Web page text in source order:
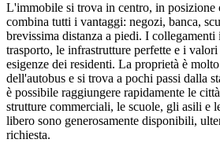
L'immobile si trova in centro, in posizione
combina tutti i vantaggi: negozi, banca,
brevissima distanza a piedi. I
trasporto, le infrastrutture perfette e i
esigenze dei residenti. La proprietà è
dell'autobus e si trova a pochi passi dalla
è possibile raggiungere rapidamente le
strutture commerciali, le scuole, gli asili e
libero sono generosamente disponibili,
richiesta.